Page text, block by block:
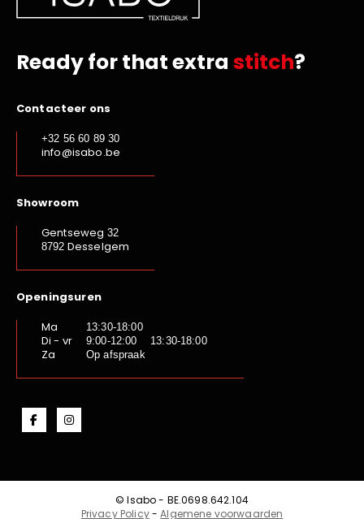
Ready for that extra stitch?
Contacteer ons
+32 56 60 89 30
info@isabo.be
Showroom
Gentseweg 32
8792 Desselgem
Openingsuren
Ma
13:30-18:00
Di - vr 9:00-12:00 13:30-18:00
Za Op afspraak
© Isabo - BE.0698.642.104
Privacy Policy-Algemene voorwaarden